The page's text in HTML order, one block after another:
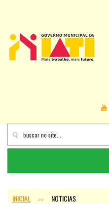
INICIAL >> NOTICIAS